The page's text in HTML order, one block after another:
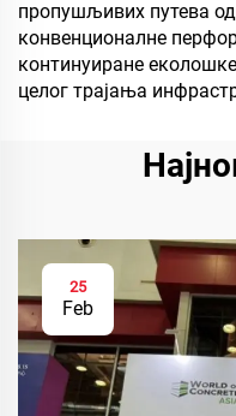
пропушљивих путева
конвенционалне
континуиране
целог трајања
25
Feb